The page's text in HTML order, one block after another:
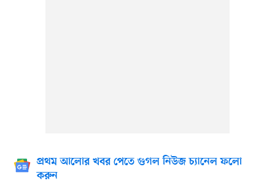
প্রথম আলোর খবর পেতে গুগল নিউজ চ্যানেল ফলো
করুন